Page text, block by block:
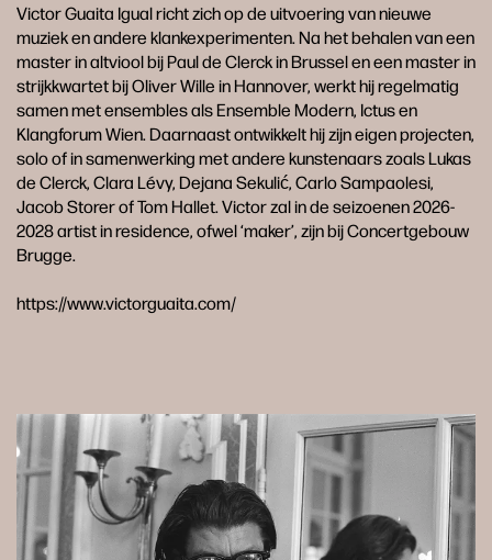
Victor Guaita Igual richt zich op de uitvoering van nieuwe
muziek en andere klankexperimenten. Na het behalen van een
master in altviool bij Paul de Clerck in Brussel en een master in
strijkkwartet bij Oliver Wille in Hannover, werkt hij regelmatig
samen met ensembles als Ensemble Modern, Ictus en
Klangforum Wien. Daarnaast ontwikkelt hij zijn eigen projecten,
solo of in samenwerking met andere kunstenaars zoals Lukas
de Clerck, Clara Lévy, Dejana Sekulić, Carlo Sampaolesi,
Jacob Storer of Tom Hallet. Victor zal in de seizoenen 2026-
2028 artist in residence, ofwel ‘maker’, zijn bij Concertgebouw
Brugge.
https://www.victorguaita.com/